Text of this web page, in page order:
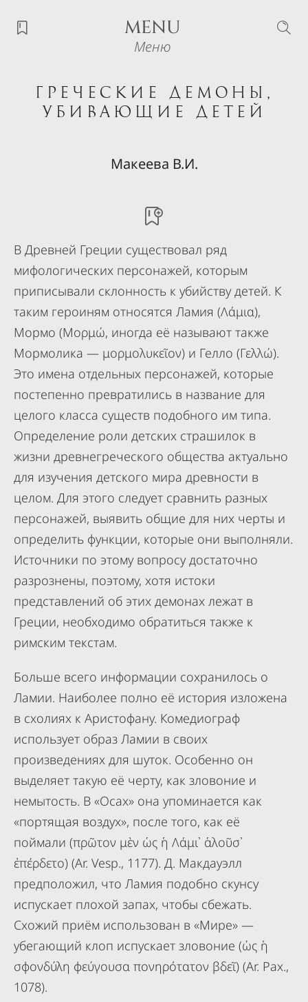
MENU
Меню
Греческие демоны,
убивающие детей
Макеева В.И.
В Древней Греции существовал ряд
мифологических персонажей, которым
приписывали склонность к убийству детей. К
таким героиням относятся Ламия (Λάμια),
Мормо (Μορμώ, иногда её называют также
Мормолика — μορμολυκεῖον) и Гелло (Γελλώ).
Это имена отдельных персонажей, которые
постепенно превратились в название для
целого класса существ подобного им типа.
Определение роли детских страшилок в
жизни древнегреческого общества актуально
для изучения детского мира древности в
целом. Для этого следует сравнить разных
персонажей, выявить общие для них черты и
определить функции, которые они выполняли.
Источники по этому вопросу достаточно
разрознены, поэтому, хотя истоки
представлений об этих демонах лежат в
Греции, необходимо обратиться также к
римским текстам.
Больше всего информации сохранилось о
Ламии. Наиболее полно её история изложена
в схолиях к Аристофану. Комедиограф
использует образ Ламии в своих
произведениях для шуток. Особенно он
выделяет такую её черту, как зловоние и
немытость. В «Осах» она упоминается как
«портящая воздух», после того, как её
поймали (πρῶτον μὲν ὡς ἡ Λάμι᾽ ἁλοῦσ᾽
ἐπέρδετο) (Ar. Vesp., 1177). Д. Макдауэлл
предположил, что Ламия подобно скунсу
испускает плохой запах, чтобы сбежать.
Схожий приём использован в «Мире» —
убегающий клоп испускает зловоние (ὡς ἡ
σφονδύλη φεύγουσα πονηρότατον βδεῖ) (Ar. Pax.,
1078).